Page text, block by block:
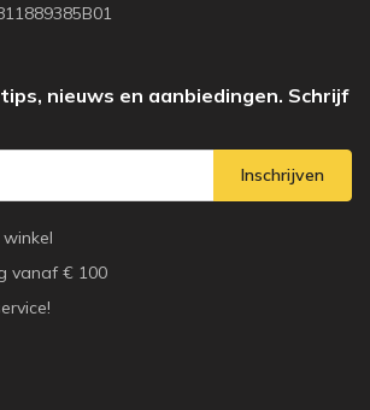
nieuws en aanbiedingen. Schrijf
Inschrijven
vanaf € 100